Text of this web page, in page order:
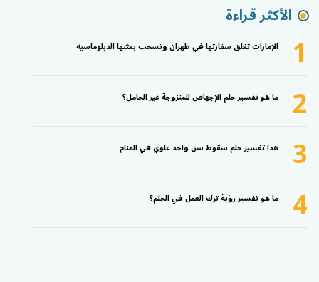
الأكثر قراءة
1 الإمارات تغلق سفارتها في طهران وتسحب بعثتها الدبلوماسية
2 ما هو تفسير حلم الإجهاض للمتزوجة غير الحامل؟
3 هذا تفسير حلم سقوط سن واحد علوي في المنام
4 ما هو تفسير رؤية ترك العمل في الحلم؟